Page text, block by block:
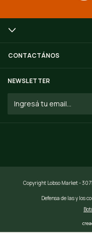
CONTACTÁNOS
NEWSLETTER
Copyright Lobso Market -
Defensa de las y los